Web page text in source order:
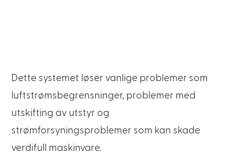
Dette systemet løser vanlige problemer som
luftstrømsbegrensninger, problemer med
utskifting av utstyr og
strømforsyningsproblemer som kan skade
verdifull maskinvare.